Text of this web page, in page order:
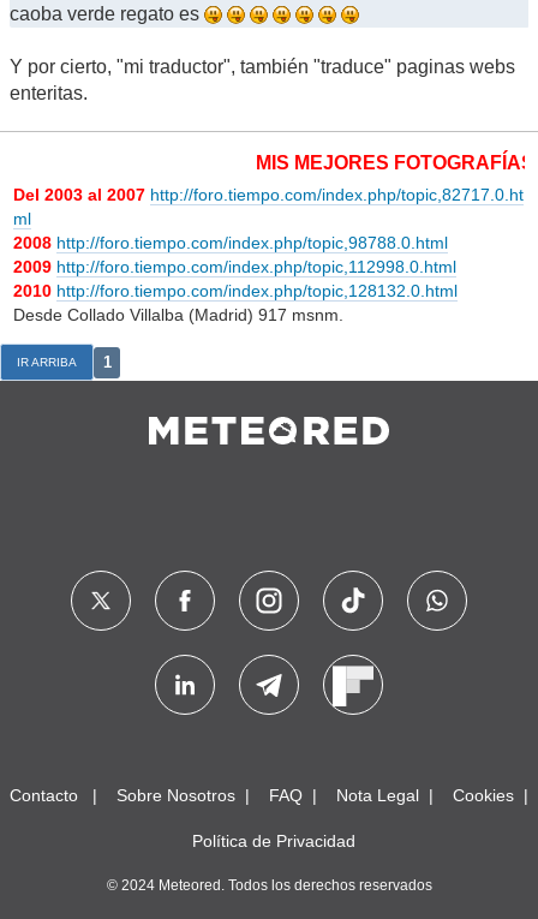
caoba verde regato es
Y por cierto, "mi traductor", también "traduce" paginas webs
enteritas.
MIS MEJORES FOTOGRAFÍAS
Del 2003 al 2007 http://foro.tiempo.com/index.php/topic,82717.0.ht
ml
2008 http://foro.tiempo.com/index.php/topic,98788.0.html
2009 http://foro.tiempo.com/index.php/topic,112998.0.html
2010 http://foro.tiempo.com/index.php/topic,128132.0.html
Desde Collado Villalba (Madrid) 917 msnm.
IR ARRIBA 1
Contacto Sobre Nosotros FAQ Nota Legal Cookies
Política de Privacidad
© 2024 Meteored. Todos los derechos reservados